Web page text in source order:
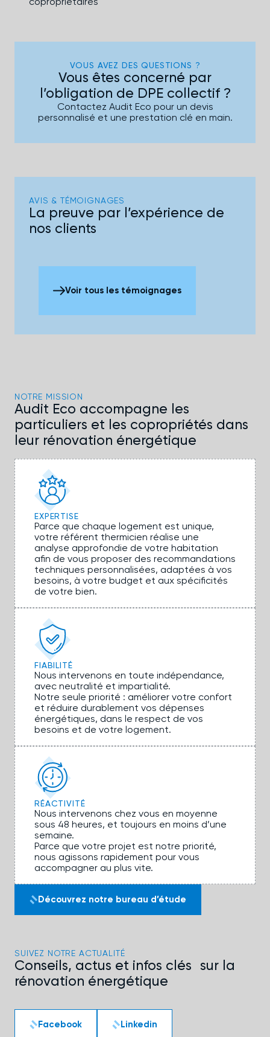
copropriétaires
VOUS AVEZ DES QUESTIONS ?
Vous êtes concerné par
l’obligation de DPE collectif ?
Contactez Audit Eco pour un devis
personnalisé et une prestation clé en main.
AVIS & TÉMOIGNAGES
La preuve par l’expérience de
nos clients
Voir tous les témoignages
NOTRE MISSION
Audit Eco accompagne les
particuliers et les copropriétés dans
leur rénovation énergétique
EXPERTISE
Parce que chaque logement est unique,
votre référent thermicien réalise une
analyse approfondie de votre habitation
afin de vous proposer des recommandations
techniques personnalisées, adaptées à vos
besoins, à votre budget et aux spécificités
de votre bien.
FIABILITÉ
Nous intervenons en toute indépendance,
avec neutralité et impartialité.
Notre seule priorité : améliorer votre confort
et réduire durablement vos dépenses
énergétiques, dans le respect de vos
besoins et de votre logement.
RÉACTIVITÉ
Nous intervenons chez vous en moyenne
sous 48 heures, et toujours en moins d’une
semaine.
Parce que votre projet est notre priorité,
nous agissons rapidement pour vous
accompagner au plus vite.
Découvrez notre bureau d’étude
SUIVEZ NOTRE ACTUALITÉ
Conseils, actus et infos clés sur la
rénovation énergétique
Facebook Linkedin